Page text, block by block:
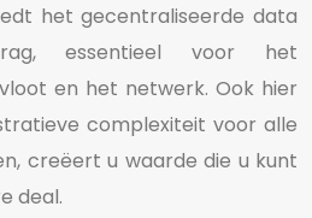
het gecentraliseerde data
essentieel voor het
en het netwerk. Ook hier
complexiteit voor alle
creëert u waarde die u kunt
deal.